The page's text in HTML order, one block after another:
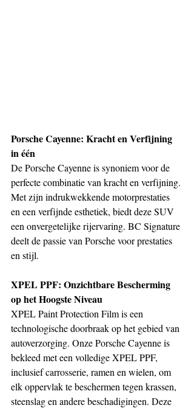
Porsche Cayenne: Kracht en Verfijning
in één
De Porsche Cayenne is synoniem voor de
perfecte combinatie van kracht en verfijning.
Met zijn indrukwekkende motorprestaties
en een verfijnde esthetiek, biedt deze SUV
een onvergetelijke rijervaring. BC Signature
deelt de passie van Porsche voor prestaties
en stijl.
XPEL PPF: Onzichtbare Bescherming
op het Hoogste Niveau
XPEL Paint Protection Film is een
technologische doorbraak op het gebied van
autoverzorging. Onze Porsche Cayenne is
bekleed met een volledige XPEL PPF,
inclusief carrosserie, ramen en wielen, om
elk oppervlak te beschermen tegen krassen,
steenslag en andere beschadigingen. Deze